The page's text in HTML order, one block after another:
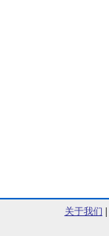
关于我们